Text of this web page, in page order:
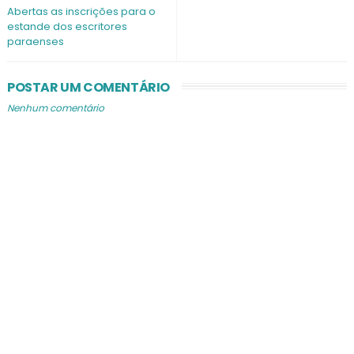
Abertas as inscrições para o
estande dos escritores
paraenses
POSTAR UM COMENTÁRIO
Nenhum comentário